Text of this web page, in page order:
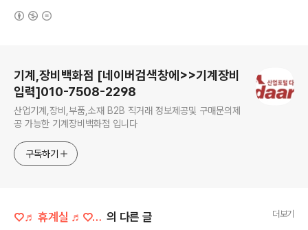
기계,장비백화점 [네이버검색창에>>기계장비
입력]010-7508-2298
산업기계,장비,부품,소재 B2B 직거래 정보제공및 구매문의제
공 가능한 기계장비백화점 입니다
구독하기
♡♬ 휴계실 ♬♡/정보마당 의 다른 글 더보기